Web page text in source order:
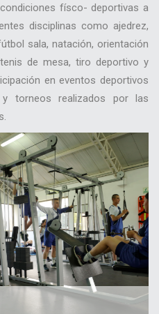
físco- deportivas a
disciplinas como ajedrez,
sala, natación, orientación
de mesa, tiro deportivo y
en eventos deportivos
torneos realizados por las